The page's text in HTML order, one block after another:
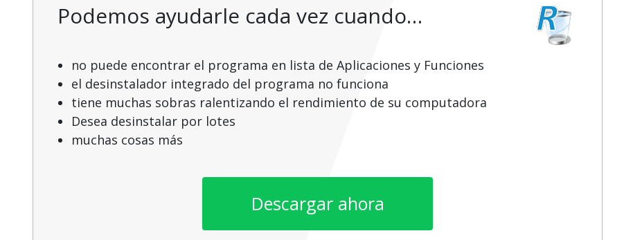
Podemos ayudarle cada vez cuando…
no puede encontrar el programa en lista de Aplicaciones y Funciones
el desinstalador integrado del programa no funciona
tiene muchas sobras ralentizando el rendimiento de su computadora
Desea desinstalar por lotes
muchas cosas más
Descargar ahora